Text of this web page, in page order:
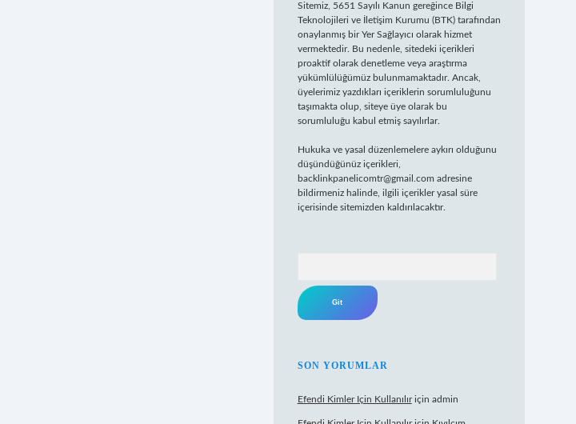
Sitemiz, 5651 Sayılı Kanun gereğince Bilgi
Teknolojileri ve İletişim Kurumu (BTK) tarafından
onaylanmış bir Yer Sağlayıcı olarak hizmet
vermektedir. Bu nedenle, sitedeki içerikleri
proaktif olarak denetleme veya araştırma
yükümlülüğümüz bulunmamaktadır. Ancak,
üyelerimiz yazdıkları içeriklerin sorumluluğunu
taşımakta olup, siteye üye olarak bu
sorumluluğu kabul etmiş sayılırlar.
Hukuka ve yasal düzenlemelere aykırı olduğunu
düşündüğünüz içerikleri,
backlinkpanelicomtr@gmail.com adresine
bildirmeniz halinde, ilgili içerikler yasal süre
içerisinde sitemizden kaldırılacaktır.
SON YORUMLAR
Efendi Kimler Için Kullanılıriçin admin